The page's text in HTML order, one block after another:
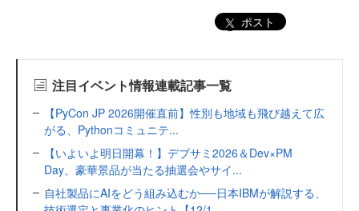
ポスト
注目イベント情報連載記事一覧
【PyCon JP 2026開催直前】性別も地域も飛び越えて広
がる、Pythonコミュニテ...
【いよいよ明日開幕！】デブサミ2026＆Dev×PM
Day、豪華景品が当たる抽選会やサイ...
自社製品にAIをどう組み込むか──日本IBMが解説する、